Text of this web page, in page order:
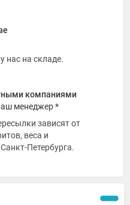
нас на складе.
компаниями
менеджер *
зависят от
веса и
Петербурга.